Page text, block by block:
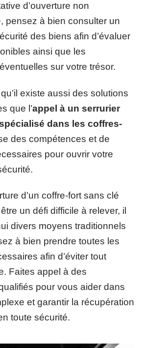
d’ouverture non
pensez à bien consulter un
des biens afin d’évaluer
ainsi que les
sur votre trésor.
existe aussi des solutions
que l’appel à un serrurier
dans les coffres-
des compétences et de
pour ouvrir votre
d’un coffre-fort sans clé
un défi difficile à relever, il
divers moyens traditionnels
à bien prendre toutes les
afin d’éviter tout
Faites appel à des
pour vous aider dans
et garantir la récupération
toute sécurité.